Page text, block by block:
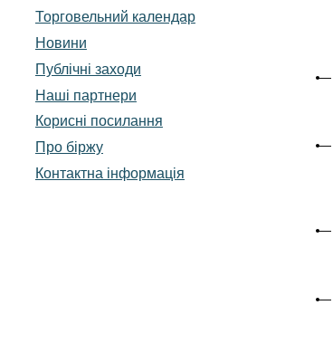
Торговельний календар
Новини
Публічні заходи
Наші партнери
Корисні посилання
Про біржу
Контактна інформація